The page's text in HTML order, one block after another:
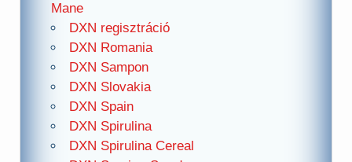
Mane
DXN regisztráció
DXN Romania
DXN Sampon
DXN Slovakia
DXN Spain
DXN Spirulina
DXN Spirulina Cereal